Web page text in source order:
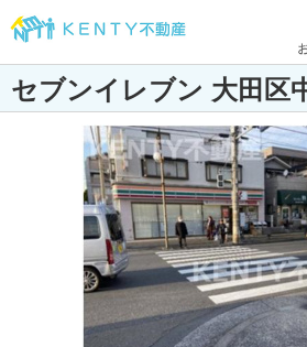
セブンイレブン 大田区